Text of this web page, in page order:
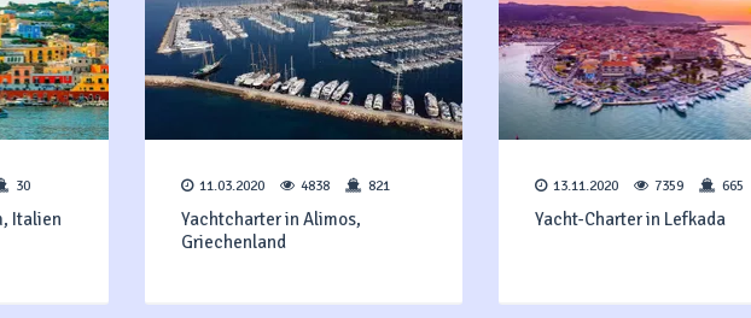
30
Italien
11.03.2020 4838 821
Yachtcharter in Alimos,
Griechenland
13.11.2020 7359 665
Yacht-Charter in Lefkada